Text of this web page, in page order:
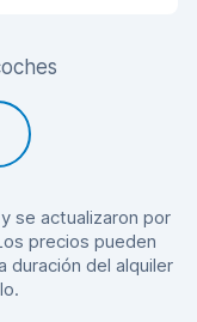
se actualizaron por
precios pueden
duración del alquiler